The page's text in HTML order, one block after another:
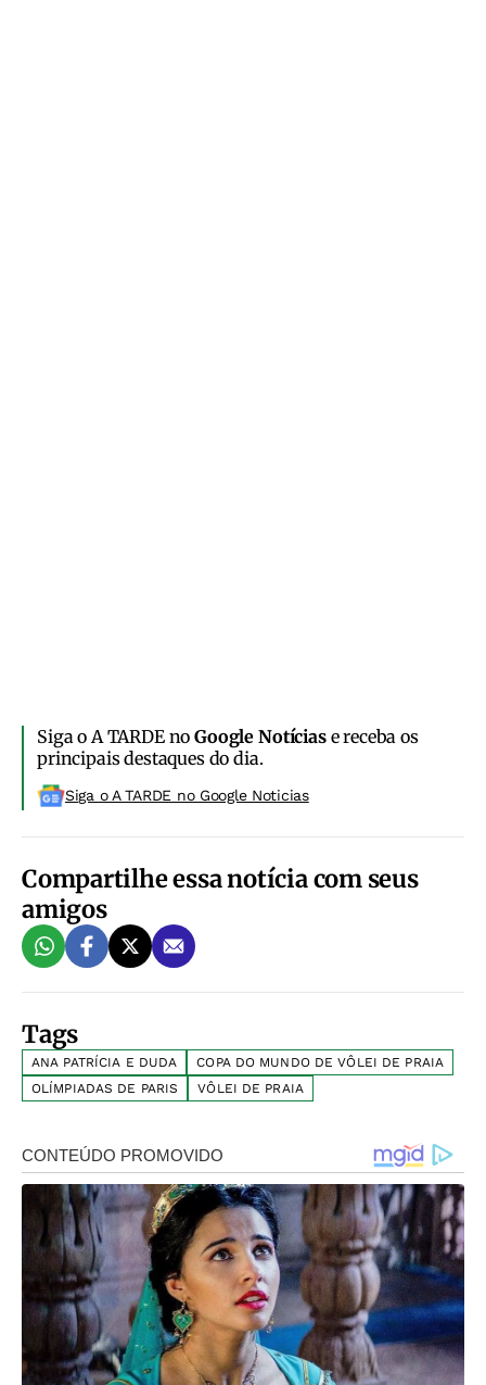
Siga o A TARDE noGoogle Notíciase receba os
principais destaques do dia.
Siga o A TARDE no Google Noticias
Compartilhe essa notícia com seus
amigos
Tags
ANA PATRÍCIA E DUDA
COPA DO MUNDO DE VÔLEI DE PRAIA
OLÍMPIADAS DE PARIS
VÔLEI DE PRAIA